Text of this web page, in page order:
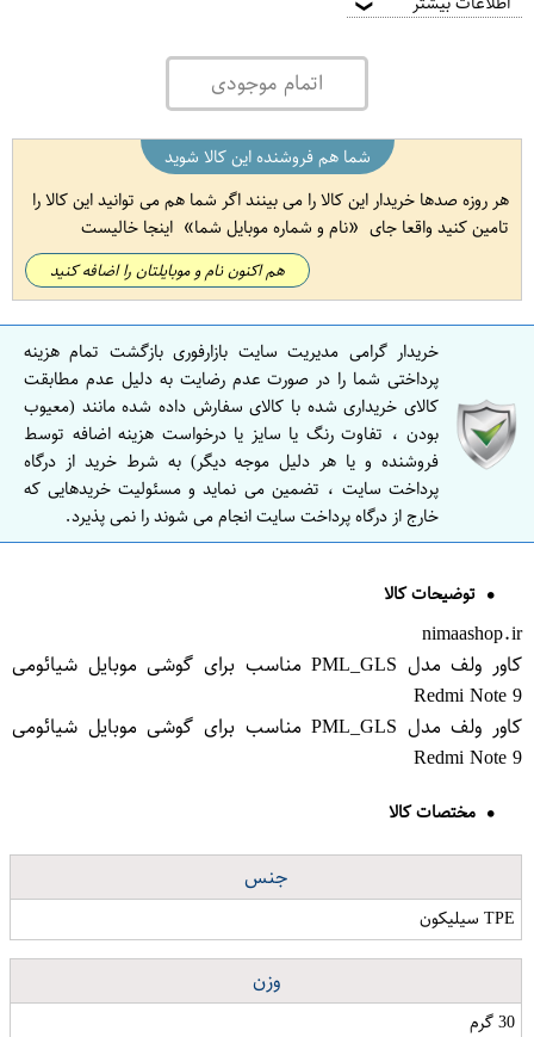
❯
اتمام موجودی
شما هم فروشنده این کالا شوید
هر روزه صدها خریدار این کالا را می بینند اگر شما هم می توانید این کالا را
تامین کنید واقعا جای
نام و شماره موبایل شما اینجا خالیست
هم اکنون نام و موبایلتان را اضافه کنید
خریدار گرامی مدیریت سایت بازارفوری بازگشت تمام هزینه
پرداختی شما را در صورت عدم رضایت به دلیل عدم مطابقت
کالای خریداری شده با کالای سفارش داده شده مانند (معیوب
بودن ، تفاوت رنگ یا سایز یا درخواست هزینه اضافه توسط
فروشنده و یا هر دلیل موجه دیگر) به شرط خرید از درگاه
پرداخت سایت ، تضمین می نماید و مسئولیت خریدهایی که
خارج از درگاه پرداخت سایت انجام می شوند را نمی پذیرد.
توضیحات کالا
nimaashop.ir
کاور ولف مدل PML_GLS مناسب برای گوشی موبایل شیائومی
Redmi Note 9
کاور ولف مدل PML_GLS مناسب برای گوشی موبایل شیائومی
Redmi Note 9
مختصات کالا
جنس
TPE سیلیکون
وزن
30 گرم